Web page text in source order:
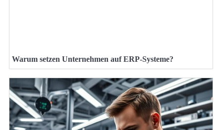
Warum setzen Unternehmen auf ERP-Systeme?